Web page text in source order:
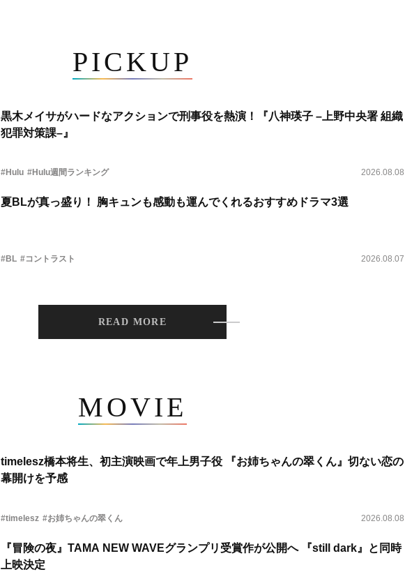
PICKUP
黒木メイサがハードなアクションで刑事役を熱演！『八神瑛子 –上野中央署 組織
犯罪対策課–』
#Hulu #Hulu週間ランキング 2026.08.08
夏BLが真っ盛り！ 胸キュンも感動も運んでくれるおすすめドラマ3選
#BL #コントラスト 2026.08.07
READ MORE
MOVIE
timelesz橋本将生、初主演映画で年上男子役 『お姉ちゃんの翠くん』切ない恋の
幕開けを予感
#timelesz #お姉ちゃんの翠くん 2026.08.08
『冒険の夜』TAMA NEW WAVEグランプリ受賞作が公開へ 『still dark』と同時
上映決定